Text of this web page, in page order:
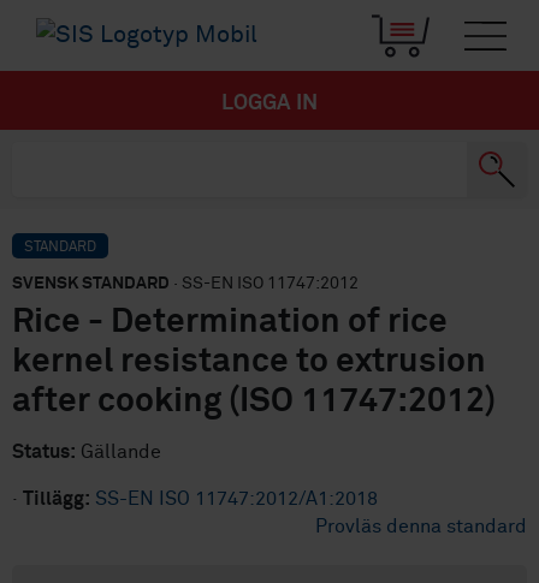
LOGGA IN
STANDARD
SVENSK STANDARD · SS-EN ISO 11747:2012
Rice - Determination of rice
kernel resistance to extrusion
after cooking (ISO 11747:2012)
Status: Gällande
· Tillägg: SS-EN ISO 11747:2012/A1:2018
Provläs denna standard